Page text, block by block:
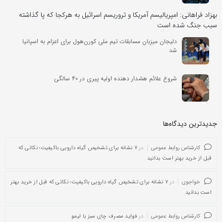
بهزاد فراهانی: امپریالیسم آمریکا و تروریسم اسرائیل به هرکجا که پا گذاشته
سبب جنگ شده است
دلیجان میزبان مسابقات تیم ملی کورن‌هول برای اعزام به اسپانیا
شد
شروع علائم هشدار دهنده اولیه پیری در ۴۰ سالگی
جدیدترین دیدگاه‌‌ها
کارشناس روابط عمومی در
۷ نشانه برای تشخیص گیاه دارویی باکیفیت؛ نکاتی که
قبل از خرید بهتر است بدانید
خواجوی در
۷ نشانه برای تشخیص گیاه دارویی باکیفیت؛ نکاتی که قبل از خرید بهتر
است بدانید
کارشناس روابط عمومی در فواید مصرف چای سبز با لیمو